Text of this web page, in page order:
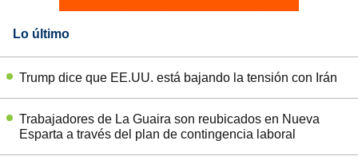
Lo último
Trump dice que EE.UU. está bajando la tensión con Irán
Trabajadores de La Guaira son reubicados en Nueva
Esparta a través del plan de contingencia laboral